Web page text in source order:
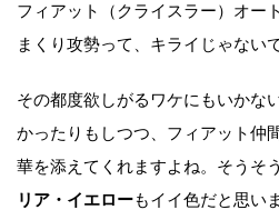
フィアット（クライスラー）オー
まくり攻勢って、キライじゃない
その都度欲しがるワケにもいかな
かったりもしつつ、フィアット仲
華を添えてくれますよね。そうそ
リア・イエローもイイ色だと思い